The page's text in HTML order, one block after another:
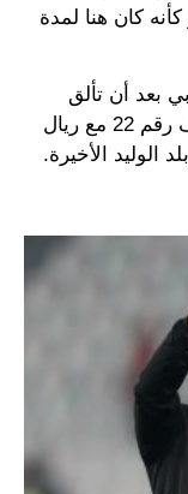
كان هنا لمدة
بعد أن تألق
النجم الفرنسي مؤخرًا ووصل إلى الهدف رقم 22 مع ريال
الوليد الأخيرة.